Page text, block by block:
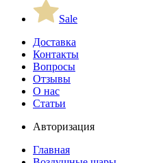
Sale
Доставка
Контакты
Вопросы
Отзывы
О нас
Статьи
Авторизация
Главная